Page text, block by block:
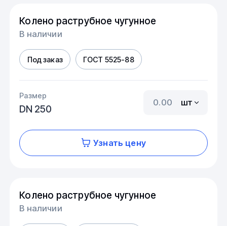
Колено раструбное чугунное
В наличии
Под заказ ГОСТ 5525-88
Размер
DN 250
шт
Узнать цену
Колено раструбное чугунное
В наличии